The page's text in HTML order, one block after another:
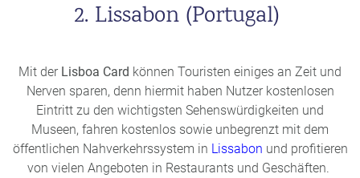
2. Lissabon (Portugal)
Mit der Lisboa Card können Touristen einiges an Zeit und
Nerven sparen, denn hiermit haben Nutzer kostenlosen
Eintritt zu den wichtigsten Sehenswürdigkeiten und
Museen, fahren kostenlos sowie unbegrenzt mit dem
öffentlichen Nahverkehrssystem in Lissabon und profitieren
von vielen Angeboten in Restaurants und Geschäften.